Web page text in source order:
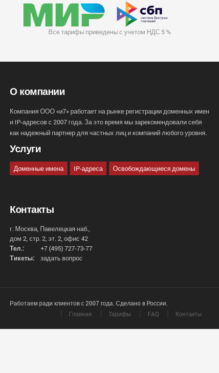
Все тарифы приведены с учетом НДС 5 %
О компании
Компания ООО «и7» работает на рынке регистрации доменных имен
и IP-адресов с 2007 года. За это время мы зарекомендовали себя
как надежный партнер для частных лиц и компаний любого уровня.
Услуги
Доменные имена IP-адреса Освобождающиеся домены
Контакты
г. Москва, Павелецкая наб.,
дом 2, стр. 2, эт. 2, офис 42
Тел.:
+7 (495) 727-73-77
Тикеты:
задать вопрос
Работаем ради клиентов с 2007 года. Сделано в России.
Главная
Тарифы FAQ Контакты